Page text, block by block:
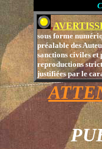
.
sous forme
préalable des
sanctions civiles et
reproductions
justifiées par le